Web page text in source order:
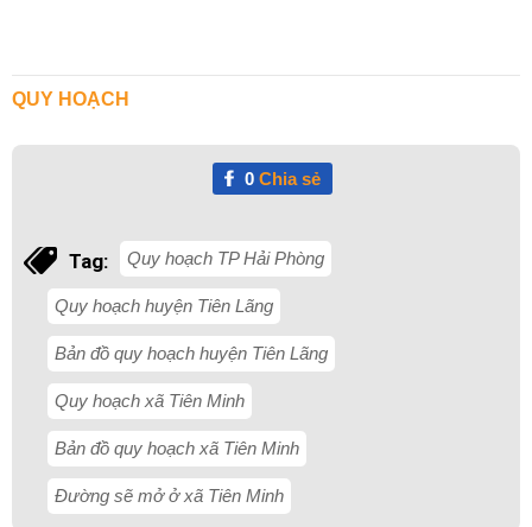
QUY HOẠCH
0Chia sẻ
Tag: Quy hoạch TP Hải Phòng
Quy hoạch huyện Tiên Lãng
Bản đồ quy hoạch huyện Tiên Lãng
Quy hoạch xã Tiên Minh
Bản đồ quy hoạch xã Tiên Minh
Đường sẽ mở ở xã Tiên Minh